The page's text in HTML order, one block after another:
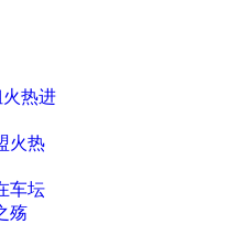
火热进
火热
车坛
殇